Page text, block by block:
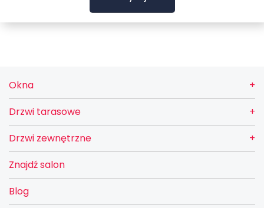
Okna
Drzwi tarasowe
Drzwi zewnętrzne
Znajdź salon
Blog